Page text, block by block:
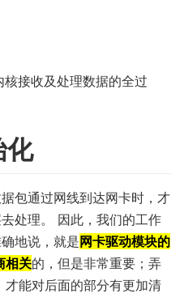
接收及处理数据的全过
化
包通过网线到达网卡时，才
处理。 因此，我们的工作
地说，就是 网卡驱动模块的
相关的，但是非常重要；弄
能对后面的部分有更加清